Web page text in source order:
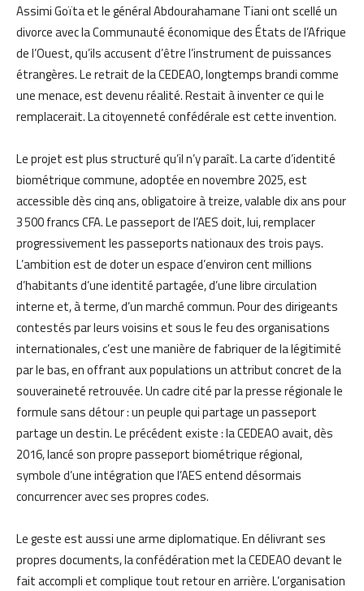
Assimi Goïta et le général Abdourahamane Tiani ont scellé un
divorce avec la Communauté économique des États de l’Afrique
de l’Ouest, qu’ils accusent d’être l’instrument de puissances
étrangères. Le retrait de la CEDEAO, longtemps brandi comme
une menace, est devenu réalité. Restait à inventer ce qui le
remplacerait. La citoyenneté confédérale est cette invention.
Le projet est plus structuré qu’il n’y paraît. La carte d’identité
biométrique commune, adoptée en novembre 2025, est
accessible dès cinq ans, obligatoire à treize, valable dix ans pour
3 500 francs CFA. Le passeport de l’AES doit, lui, remplacer
progressivement les passeports nationaux des trois pays.
L’ambition est de doter un espace d’environ cent millions
d’habitants d’une identité partagée, d’une libre circulation
interne et, à terme, d’un marché commun. Pour des dirigeants
contestés par leurs voisins et sous le feu des organisations
internationales, c’est une manière de fabriquer de la légitimité
par le bas, en offrant aux populations un attribut concret de la
souveraineté retrouvée. Un cadre cité par la presse régionale le
formule sans détour : un peuple qui partage un passeport
partage un destin. Le précédent existe : la CEDEAO avait, dès
2016, lancé son propre passeport biométrique régional,
symbole d’une intégration que l’AES entend désormais
concurrencer avec ses propres codes.
Le geste est aussi une arme diplomatique. En délivrant ses
propres documents, la confédération met la CEDEAO devant le
fait accompli et complique tout retour en arrière. L’organisation